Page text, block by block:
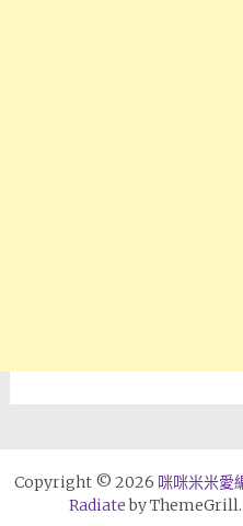
Copyright © 2026 咪咪米米愛
Radiateby